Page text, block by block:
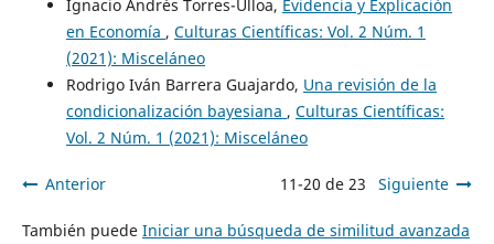
Ignacio Andrés Torres-Ulloa, Evidencia y Explicación
en Economía , Culturas Científicas: Vol. 2 Núm. 1
(2021): Misceláneo
Rodrigo Iván Barrera Guajardo, Una revisión de la
condicionalización bayesiana , Culturas Científicas:
Vol. 2 Núm. 1 (2021): Misceláneo
Anterior 11-20 de 23 Siguiente
También puede Iniciar una búsqueda de similitud avanzada